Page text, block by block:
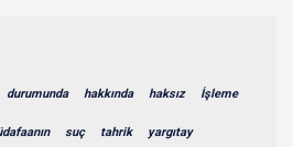
durumunda hakkında haksız İşleme
suç tahrik yargıtay